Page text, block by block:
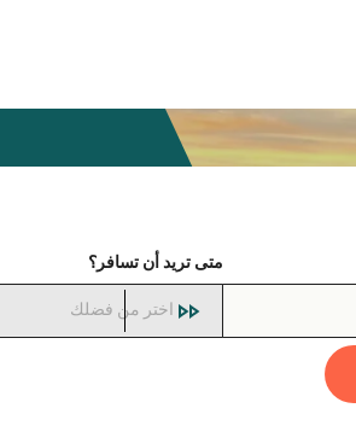
متى تريد أن تسافر؟
اختر من فضلك